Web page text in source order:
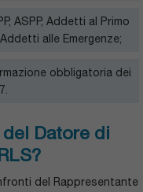
ASPP, Addetti al Primo
alle Emergenze;
obbligatoria dei
Datore di
del Rappresentante